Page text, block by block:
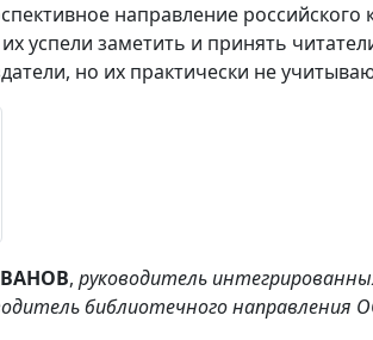
направление российского
успели заметить и принять
но их практически не
, руководитель
библиотечного направления